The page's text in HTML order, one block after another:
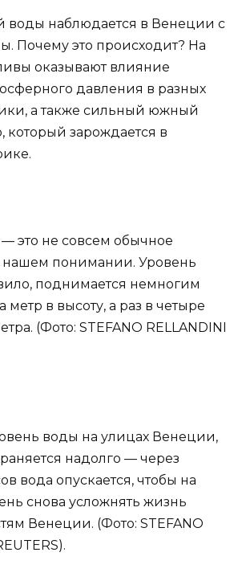
воды наблюдается в Венеции с
Почему это происходит? На
оказывают влияние
давления в разных
а также сильный южный
который зарождается в
— это не совсем обычное
нашем понимании. Уровень
поднимается немногим
в высоту, а раз в четыре
(Фото: STEFANO RELLANDINI
воды на улицах Венеции,
надолго — через
вода опускается, чтобы на
снова усложнять жизнь
Венеции. (Фото: STEFANO